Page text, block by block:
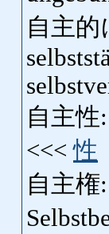
自主的
自主性
<<<性
自主権